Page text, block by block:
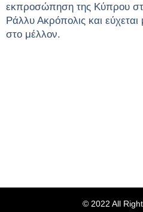
εκπροσώπηση της Κύπρου
Ράλλυ Ακρόπολις και εύχεται
στο μέλλον.
© 2022 All